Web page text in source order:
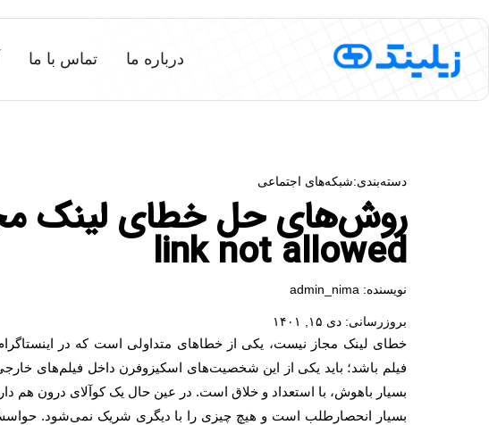
درباره ما تماس با ما
دسته‌بندی:شبکه‌های اجتماعی
روش‌های حل خطای لینک
link not allowed
نویسنده:
بروزرسانی: دی ۱۵, ۱۴۰۱
خطای لینک مجاز نیست، یکی از خطاهای متداولی است که در اینستاگرام
فیلم باشد؛ باید یکی از این شخصیت‌های اسکیزوفرن داخل فیلم‌های
بسیار باهوش، با استعداد و خلاق است. در عین حال یک کوآلای درون هم
بسیار انحصار‌طلب است و هیچ چیزی را با دیگری شریک نمی‌شود.